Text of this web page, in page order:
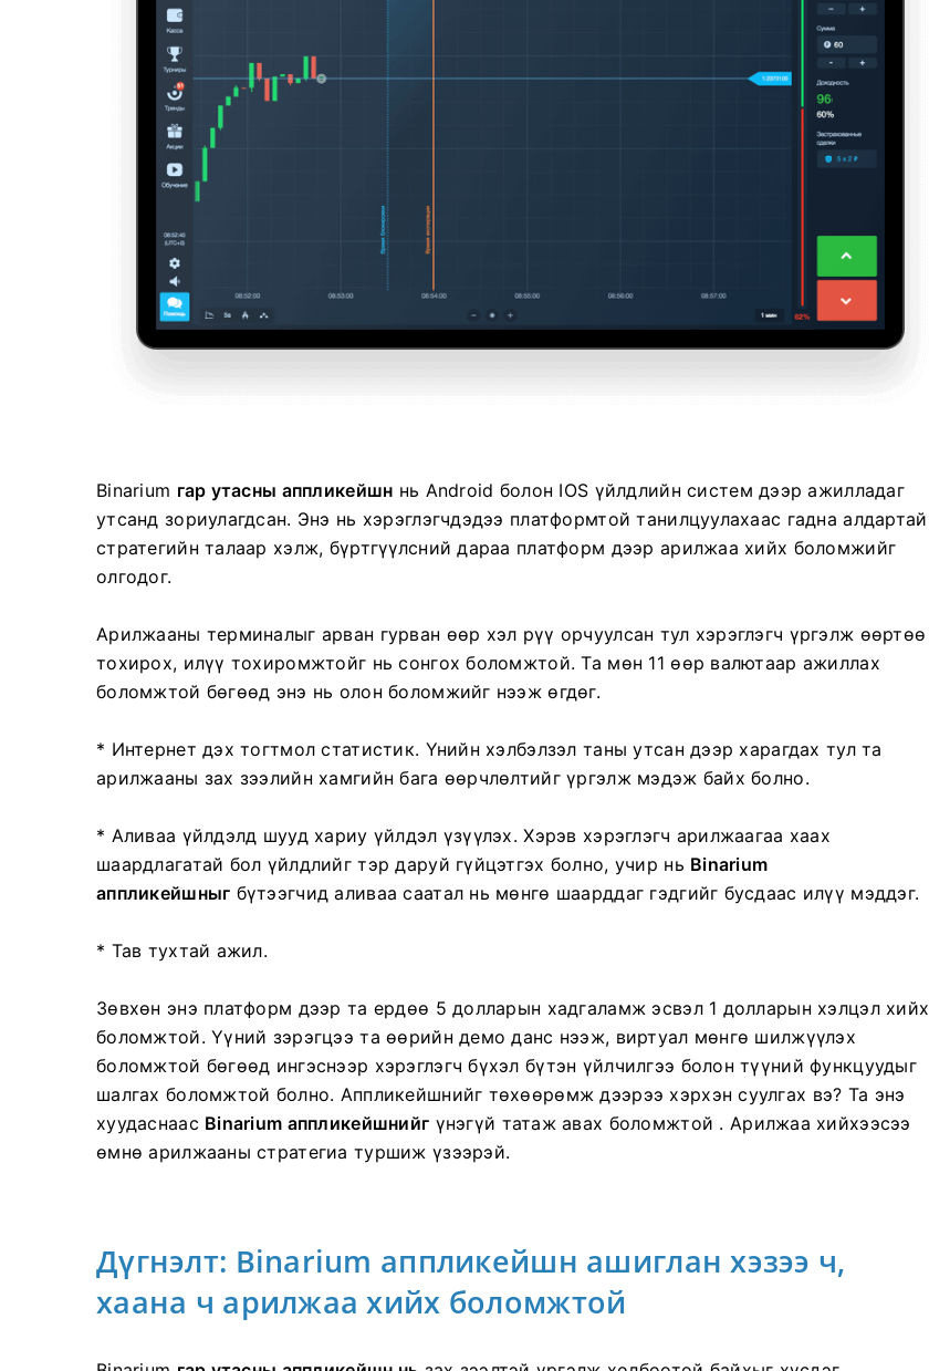
Binarium гар утасны аппликейшн нь Android болон IOS үйлдлийн систем дээр ажилладаг
утсанд зориулагдсан. Энэ нь хэрэглэгчдэдээ платформтой танилцуулахаас гадна алдартай
стратегийн талаар хэлж, бүртгүүлсний дараа платформ дээр арилжаа хийх боломжийг
олгодог.
Арилжааны терминалыг арван гурван өөр хэл рүү орчуулсан тул хэрэглэгч үргэлж өөртөө
тохирох, илүү тохиромжтойг нь сонгох боломжтой. Та мөн 11 өөр валютаар ажиллах
боломжтой бөгөөд энэ нь олон боломжийг нээж өгдөг.
* Интернет дэх тогтмол статистик. Үнийн хэлбэлзэл таны утсан дээр харагдах тул та
арилжааны зах зээлийн хамгийн бага өөрчлөлтийг үргэлж мэдэж байх болно.
* Аливаа үйлдэлд шууд хариу үйлдэл үзүүлэх. Хэрэв хэрэглэгч арилжаагаа хаах
шаардлагатай бол үйлдлийг тэр даруй гүйцэтгэх болно, учир нь Binarium
аппликейшныг бүтээгчид аливаа саатал нь мөнгө шаарддаг гэдгийг бусдаас илүү мэддэг.
* Тав тухтай ажил.
Зөвхөн энэ платформ дээр та ердөө 5 долларын хадгаламж эсвэл 1 долларын хэлцэл хийх
боломжтой. Үүний зэрэгцээ та өөрийн демо данс нээж, виртуал мөнгө шилжүүлэх
боломжтой бөгөөд ингэснээр хэрэглэгч бүхэл бүтэн үйлчилгээ болон түүний функцуудыг
шалгах боломжтой болно. Аппликейшнийг төхөөрөмж дээрээ хэрхэн суулгах вэ? Та энэ
хуудаснаас Binarium аппликейшнийг үнэгүй татаж авах боломжтой . Арилжаа хийхээсээ
өмнө арилжааны стратегиа туршиж үзээрэй.
Дүгнэлт: Binarium аппликейшн ашиглан хэзээ ч,
хаана ч арилжаа хийх боломжтой